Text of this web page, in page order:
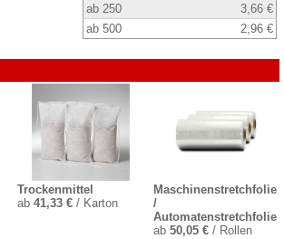
ab 250
3,66 €
ab 500
2,96 €
Trockenmittel
ab41,33 € / Karton
Maschinenstretchfolie
/
Automatenstretchfolie
ab 50,05 €/ Rollen